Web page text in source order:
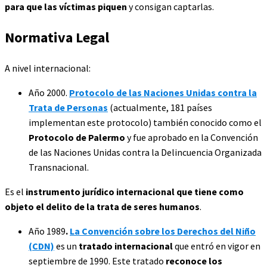
para que las víctimas piquen y consigan captarlas.
Normativa Legal
A nivel internacional:
Año 2000. Protocolo de las Naciones Unidas contra la
Trata de Personas (actualmente, 181 países
implementan este protocolo) también conocido como el
Protocolo de Palermo y fue aprobado en la Convención
de las Naciones Unidas contra la Delincuencia Organizada
Transnacional.
Es el instrumento jurídico internacional que tiene como
objeto el delito de la trata de seres humanos.
Año 1989. La Convención sobre los Derechos del Niño
(CDN) es un tratado internacionalque entró en vigor en
septiembre de 1990. Este tratado reconoce los